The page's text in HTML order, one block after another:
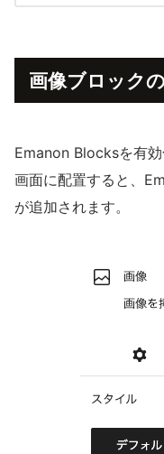
画像ブロック
Emanon Blocksを有
画面に配置すると、
が追加されます。